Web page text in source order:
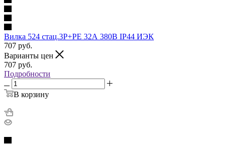
Вилка 524 стац.3Р+РЕ 32А 380В IP44 ИЭК
707 руб.
Варианты цен
707 руб.
Подробности
В корзину